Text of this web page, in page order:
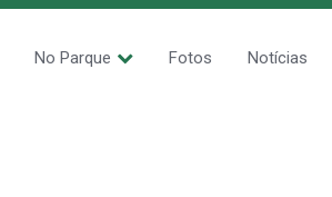
No Parque Fotos Notícias